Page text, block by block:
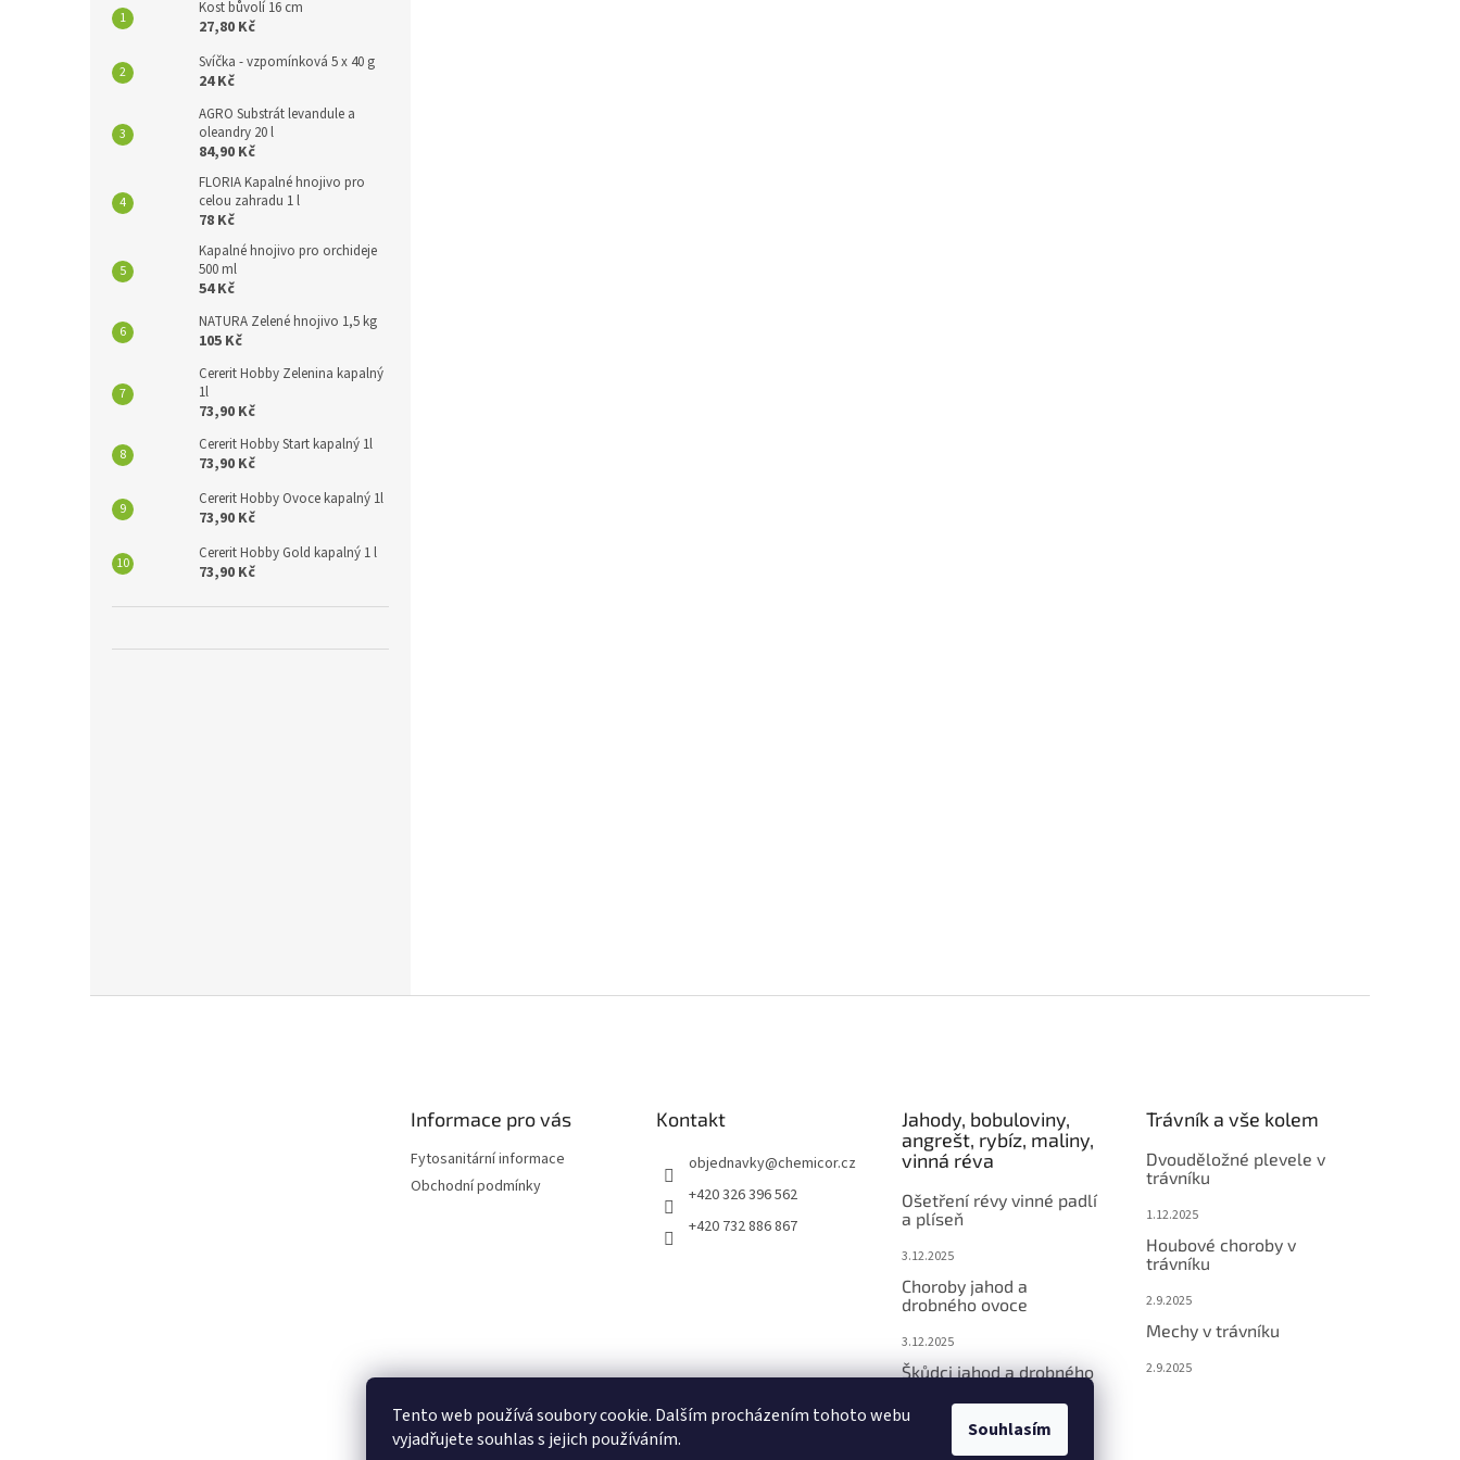
Tento web používá soubory cookie. Dalším procházením tohoto webu
vyjadřujete souhlas s jejich používáním.
Souhlasím
Kost bůvolí 16 cm
27,80 Kč
Svíčka - vzpomínková 5 x 40 g
24 Kč
AGRO Substrát levandule a
oleandry 20 l
84,90 Kč
FLORIA Kapalné hnojivo pro
celou zahradu 1 l
78 Kč
Kapalné hnojivo pro orchideje
500 ml
54 Kč
NATURA Zelené hnojivo 1,5 kg
105 Kč
Cererit Hobby Zelenina kapalný
1l
73,90 Kč
Cererit Hobby Start kapalný 1l
73,90 Kč
Cererit Hobby Ovoce kapalný 1l
73,90 Kč
Cererit Hobby Gold kapalný 1 l
73,90 Kč
Informace pro vás
Fytosanitární informace
Obchodní podmínky
Kontakt
objednavky@chemicor.cz
+420 326 396 562
+420 732 886 867
Jahody, bobuloviny,
angrešt, rybíz, maliny,
vinná réva
Ošetření révy vinné padlí
a plíseň
3.12.2025
Choroby jahod a
drobného ovoce
3.12.2025
Škůdci jahod a drobného
Trávník a vše kolem
Dvouděložné plevele v
trávníku
1.12.2025
Houbové choroby v
trávníku
2.9.2025
Mechy v trávníku
2.9.2025